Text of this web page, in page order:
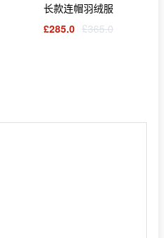
长款连帽羽绒服
£285.0 £365.0